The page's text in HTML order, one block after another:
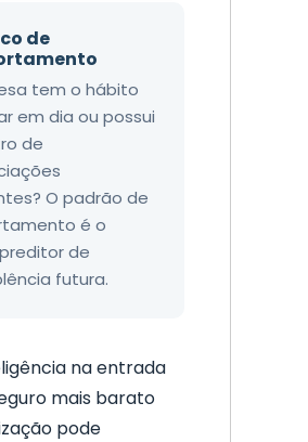
de
tem o hábito
em dia ou possui
de
O padrão de
é o
de
futura.
na entrada
mais barato
pode